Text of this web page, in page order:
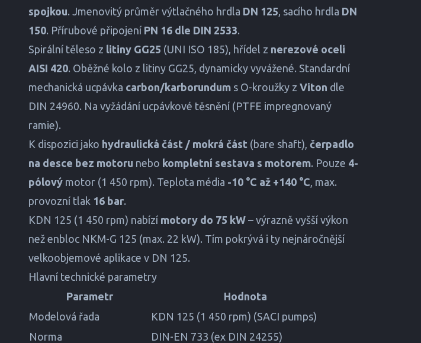
spojkou. Jmenovitý průměr výtlačného hrdla DN 125, sacího hrdla DN
150. Přírubové připojení PN 16 dle DIN 2533.
Spirální těleso z litiny GG25 (UNI ISO 185), hřídel z nerezové oceli
AISI 420. Oběžné kolo z litiny GG25, dynamicky vyvážené. Standardní
mechanická ucpávka carbon/karborundum s O-kroužky z Viton dle
DIN 24960. Na vyžádání ucpávkové těsnění (PTFE impregnovaný
ramie).
K dispozici jako hydraulická část / mokrá část (bare shaft), čerpadlo
na desce bez motoru nebo kompletní sestava s motorem. Pouze 4-
pólový motor (1 450 rpm). Teplota média -10 °C až +140 °C, max.
provozní tlak 16 bar.
KDN 125 (1 450 rpm) nabízí motory do 75 kW – výrazně vyšší výkon
než enbloc NKM-G 125 (max. 22 kW). Tím pokrývá i ty nejnáročnější
velkoobjemové aplikace v DN 125.
Hlavní technické parametry
Parametr
Hodnota
Modelová řada
KDN 125 (1 450 rpm) (SACI pumps)
Norma
DIN-EN 733 (ex DIN 24255)